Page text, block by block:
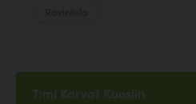
T:mi Karvat Kuosiin